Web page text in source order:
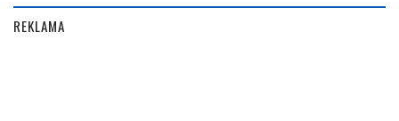
REKLAMA